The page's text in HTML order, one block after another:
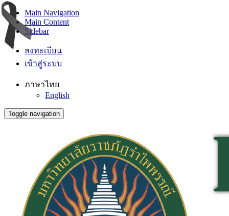
Main Navigation
Main Content
Sidebar
ลงทะเบียน
เข้าสู่ระบบ
ภาษาไทย
English
Toggle navigation